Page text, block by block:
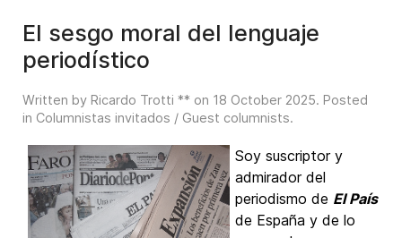
El sesgo moral del lenguaje
periodístico
Written by Ricardo Trotti ** on 18 October 2025. Posted
in Columnistas invitados / Guest columnists.
Soy suscriptor y
admirador del
periodismo de El País
de España y de lo